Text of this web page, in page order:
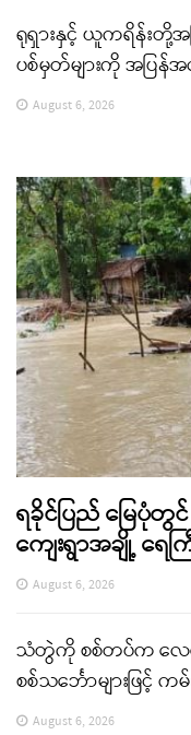
ရုရှားနှင့် ယူကရိန်းတို့
ပစ်မှတ်များကို အပြ
August 6, 2026
ရခိုင်ပြည် မြေပုံ
ကျေးရွာအချို့ ရေက
August 6, 2026
သံတွဲကို စစ်တပ်က လေက
စစ်သင်္ဘောများဖြင့်
August 6, 2026